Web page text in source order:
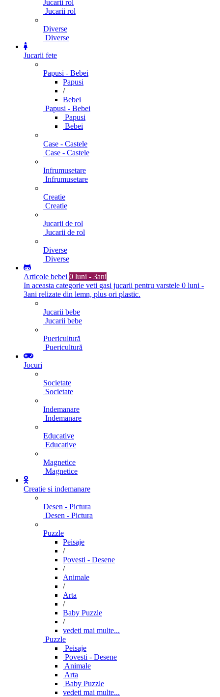
Jucarii rol
Jucarii rol
Diverse
Diverse
Jucarii fete
Papusi - Bebei
Papusi
/
Bebei
Papusi - Bebei
Papusi
Bebei
Case - Castele
Case - Castele
Infrumusetare
Infrumusetare
Creatie
Creatie
Jucarii de rol
Jucarii de rol
Diverse
Diverse
Articole bebei 0 luni - 3ani
In aceasta categorie veti gasi jucarii pentru varstele 0 luni -
3ani relizate din lemn, plus ori plastic.
Jucarii bebe
Jucarii bebe
Puericultură
Puericultură
Jocuri
Societate
Societate
Indemanare
Indemanare
Educative
Educative
Magnetice
Magnetice
Creatie si indemanare
Desen - Pictura
Desen - Pictura
Puzzle
Peisaje
/
Povesti - Desene
/
Animale
/
Arta
/
Baby Puzzle
/
vedeti mai multe...
Puzzle
Peisaje
Povesti - Desene
Animale
Arta
Baby Puzzle
vedeti mai multe...